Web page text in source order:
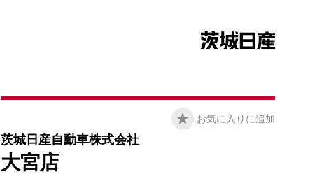
お気に入りに追加
茨城日産自動車株式会社
大宮店